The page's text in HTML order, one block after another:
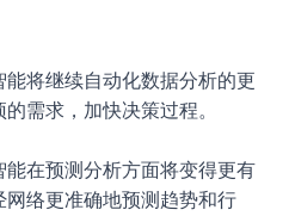
能将继续自动化数据分析的更
需求，加快决策过程。
能在预测分析方面将变得更有
络更准确地预测趋势和行